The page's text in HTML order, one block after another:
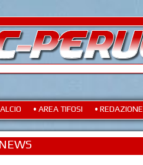
• AREA TIFOSI • REDAZIONE